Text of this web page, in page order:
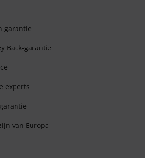
garantie
Back-garantie
experts
van Europa